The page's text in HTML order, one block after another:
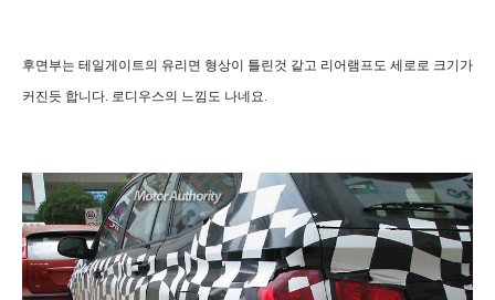
후면부는 테일게이트의 유리면 형상이 틀린것 같고 리어램프도 세로로 크기가
커진듯 합니다. 로디우스의 느낌도 나네요.